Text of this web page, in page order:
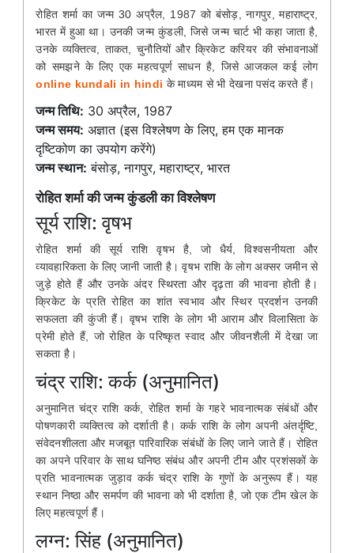
रोहित शर्मा का जन्म 30 अप्रैल, 1987 को बंसोड़, नागपुर, महाराष्ट्र,
भारत में हुआ था। उनकी जन्म कुंडली, जिसे जन्म चार्ट भी कहा जाता है,
उनके व्यक्तित्व, ताकत, चुनौतियों और क्रिकेट करियर की संभावनाओं
को समझने के लिए एक महत्वपूर्ण साधन है, जिसे आजकल कई लोग
online kundali in hindi के माध्यम से भी देखना पसंद करते हैं।
जन्म तिथि: 30 अप्रैल, 1987
जन्म समय: अज्ञात (इस विश्लेषण के लिए, हम एक मानक
दृष्टिकोण का उपयोग करेंगे)
जन्म स्थान: बंसोड़, नागपुर, महाराष्ट्र, भारत
रोहित शर्मा की जन्म कुंडली का विश्लेषण
सूर्य राशि: वृषभ
रोहित शर्मा की सूर्य राशि वृषभ है, जो धैर्य, विश्वसनीयता और
व्यावहारिकता के लिए जानी जाती है। वृषभ राशि के लोग अक्सर जमीन से
जुड़े होते हैं और उनके अंदर स्थिरता और दृढ़ता की भावना होती है।
क्रिकेट के प्रति रोहित का शांत स्वभाव और स्थिर प्रदर्शन उनकी
सफलता की कुंजी हैं। वृषभ राशि के लोग भी आराम और विलासिता के
प्रेमी होते हैं, जो रोहित के परिष्कृत स्वाद और जीवनशैली में देखा जा
सकता है।
चंद्र राशि: कर्क (अनुमानित)
अनुमानित चंद्र राशि कर्क, रोहित शर्मा के गहरे भावनात्मक संबंधों और
पोषणकारी व्यक्तित्व को दर्शाती है। कर्क राशि के लोग अपनी अंतर्दृष्टि,
संवेदनशीलता और मजबूत पारिवारिक संबंधों के लिए जाने जाते हैं। रोहित
का अपने परिवार के साथ घनिष्ठ संबंध और अपनी टीम और प्रशंसकों के
प्रति भावनात्मक जुड़ाव कर्क चंद्र राशि के गुणों के अनुरूप हैं। यह
स्थान निष्ठा और समर्पण की भावना को भी दर्शाता है, जो एक टीम खेल के
लिए महत्वपूर्ण हैं।
लग्न: सिंह (अनुमानित)